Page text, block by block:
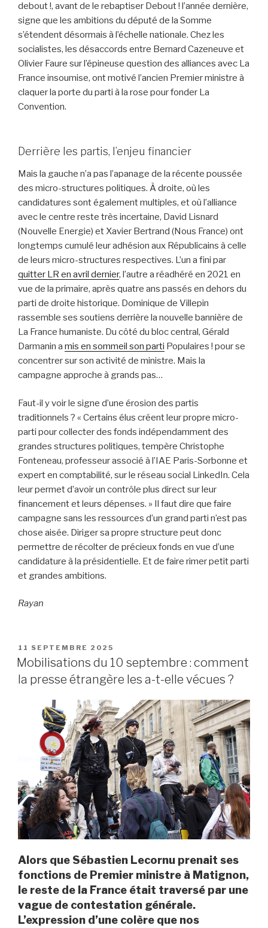
debout !, avant de le rebaptiser Debout ! l’année dernière,
signe que les ambitions du député de la Somme
s’étendent désormais à l’échelle nationale. Chez les
socialistes, les désaccords entre Bernard Cazeneuve et
Olivier Faure sur l’épineuse question des alliances avec La
France insoumise, ont motivé l’ancien Premier ministre à
claquer la porte du parti à la rose pour fonder La
Convention.
Derrière les partis, l’enjeu financier
Mais la gauche n’a pas l’apanage de la récente poussée
des micro-structures politiques. À droite, où les
candidatures sont également multiples, et où l’alliance
avec le centre reste très incertaine, David Lisnard
(Nouvelle Energie) et Xavier Bertrand (Nous France) ont
longtemps cumulé leur adhésion aux Républicains à celle
de leurs micro-structures respectives. L’un a fini par
quitter LR en avril dernier, l’autre a réadhéré en 2021 en
vue de la primaire, après quatre ans passés en dehors du
parti de droite historique. Dominique de Villepin
rassemble ses soutiens derrière la nouvelle bannière de
La France humaniste. Du côté du bloc central, Gérald
Darmanin a mis en sommeil son parti Populaires ! pour se
concentrer sur son activité de ministre. Mais la
campagne approche à grands pas…
Faut-il y voir le signe d’une érosion des partis
traditionnels ? « Certains élus créent leur propre micro-
parti pour collecter des fonds indépendamment des
grandes structures politiques, tempère Christophe
Fonteneau, professeur associé à l’IAE Paris-Sorbonne et
expert en comptabilité, sur le réseau social LinkedIn. Cela
leur permet d’avoir un contrôle plus direct sur leur
financement et leurs dépenses. » Il faut dire que faire
campagne sans les ressources d’un grand parti n’est pas
chose aisée. Diriger sa propre structure peut donc
permettre de récolter de précieux fonds en vue d’une
candidature à la présidentielle. Et de faire rimer petit parti
et grandes ambitions.
Rayan
PUBLIÉ
LE
11 SEPTEMBRE 2025
Mobilisations du 10 septembre : comment
la presse étrangère les a-t-elle vécues ?
Alors que Sébastien Lecornu prenait ses
fonctions de Premier ministre à Matignon,
le reste de la France était traversé par une
vague de contestation générale.
L’expression d’une colère que nos